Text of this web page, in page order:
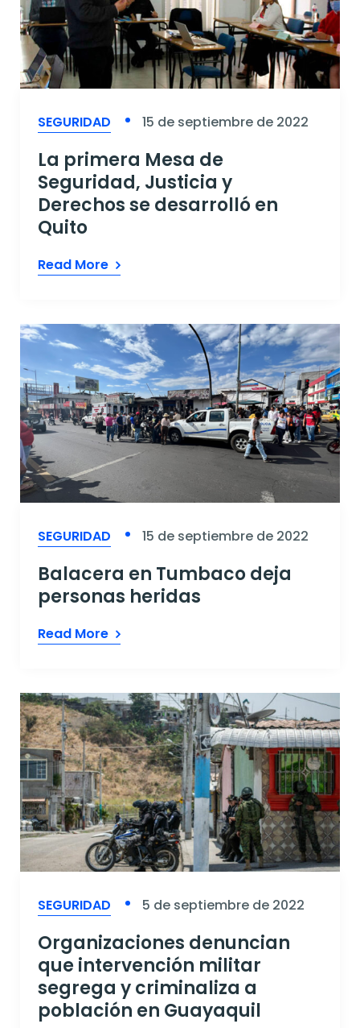
SEGURIDAD 15 de septiembre de 2022
La primera Mesa de
Seguridad, Justicia y
Derechos se desarrolló en
Quito
Read More
SEGURIDAD 15 de septiembre de 2022
Balacera en Tumbaco deja
personas heridas
Read More
SEGURIDAD 5 de septiembre de 2022
Organizaciones denuncian
que intervención militar
segrega y criminaliza a
población en Guayaquil